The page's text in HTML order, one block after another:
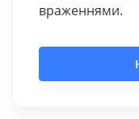
враженнями.